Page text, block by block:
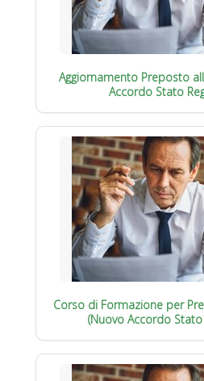
Aggiornamento Preposto
Accordo Stato
Corso di Formazione per
(Nuovo Accordo Stato